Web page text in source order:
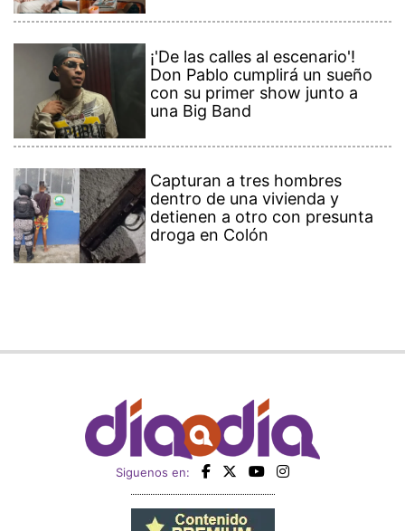
¡'De las calles al escenario'!
Don Pablo cumplirá un sueño
con su primer show junto a
una Big Band
Capturan a tres hombres
dentro de una vivienda y
detienen a otro con presunta
droga en Colón
Siguenos en: